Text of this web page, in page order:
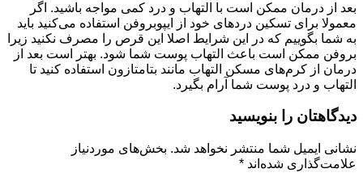
بعد از درمان ممکن است با التهاب و درد کمی مواجه باشید. اگر
معمولا برای تسکین دردهای خود از ایپوبروفن استفاده می‌کنید باید
به شما بگوییم که در این شرایط اصلا این قرص را مصرف نکنید زیرا
بروفن ممکن است باعث التهاب پوست شما شود. بهتر است بعد از
درمان از کرم‌های مسکن التهاب مانند بتامتازون استفاده کنید تا
التهاب و درد پوست شما آرام بگیرد.
دیدگاهتان را بنویسید
نشانی ایمیل شما منتشر نخواهد شد. بخش‌های موردنیاز
علامت‌گذاری شده‌اند *